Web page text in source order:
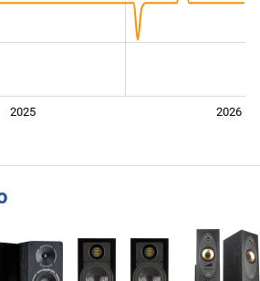
2025 2026